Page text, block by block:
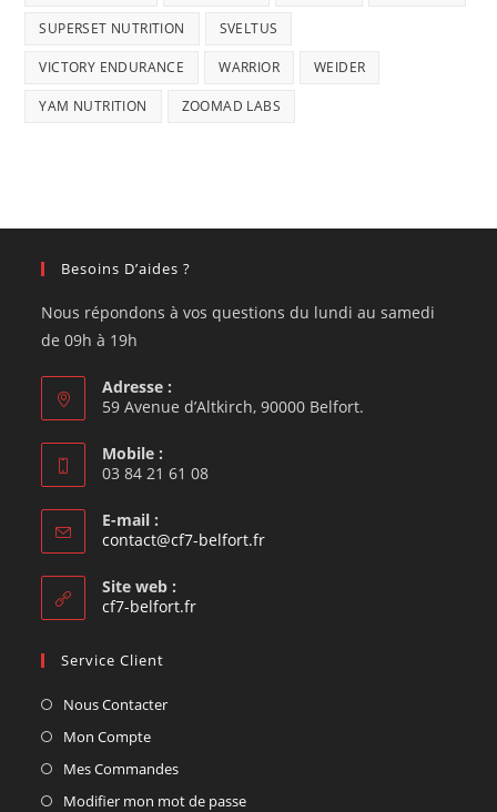
SUPERSET NUTRITION SVELTUS
VICTORY ENDURANCE WARRIOR WEIDER
YAM NUTRITION ZOOMAD LABS
Besoins D’aides ?
Nous répondons à vos questions du lundi au samedi
de 09h à 19h
Adresse :
59 Avenue d’Altkirch, 90000 Belfort.
Mobile :
03 84 21 61 08
E-mail :
contact@cf7-belfort.fr
Site web :
cf7-belfort.fr
Service Client
Nous Contacter
Mon Compte
Mes Commandes
Modifier mon mot de passe